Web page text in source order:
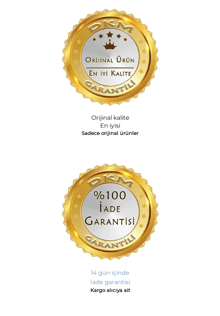
Orijinal kalite
En iyisi
Sadece orijinal ürünler
14 gün içinde
İade garantisi
Kargo alıcıya ait